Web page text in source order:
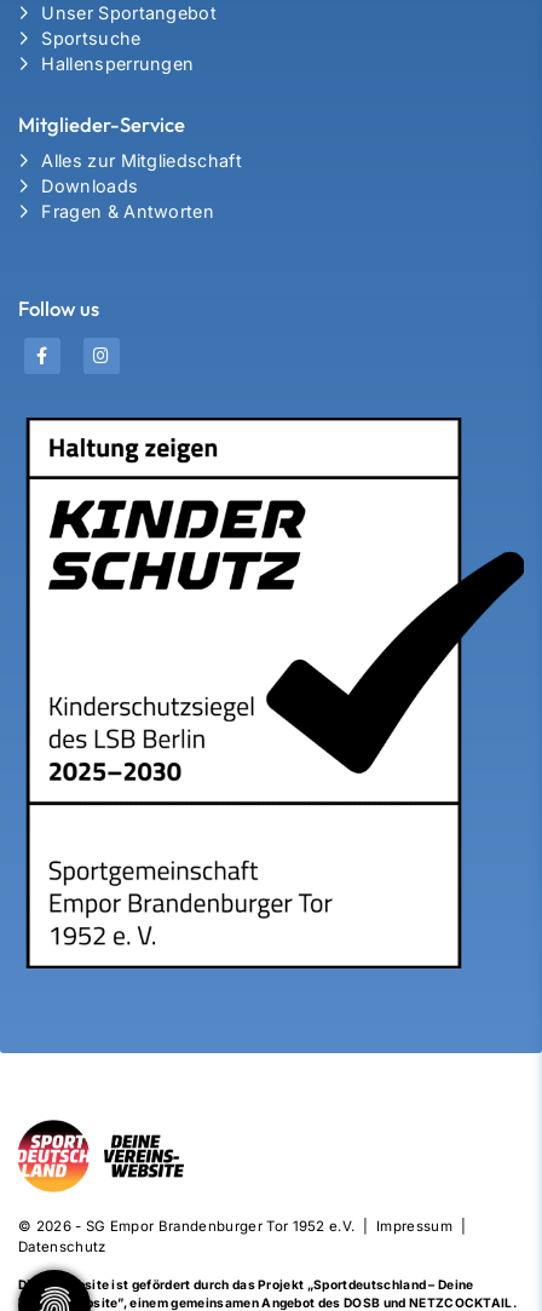
Unser Sportangebot
Sportsuche
Hallensperrungen
Mitglieder-Service
Alles zur Mitgliedschaft
Downloads
Fragen & Antworten
Follow us
© 2026 - SG Empor Brandenburger Tor 1952 e.V. | Impressum|
Datenschutz
Diese Website ist gefördert durch das Projekt „Sportdeutschland – Deine
Vereinswebsite”, einem gemeinsamen Angebot des DOSB und NETZCOCKTAIL.